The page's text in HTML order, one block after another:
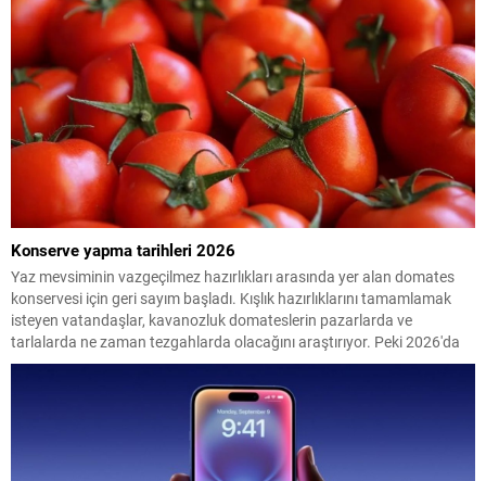
Konserve yapma tarihleri 2026
Yaz mevsiminin vazgeçilmez hazırlıkları arasında yer alan domates
konservesi için geri sayım başladı. Kışlık hazırlıklarını tamamlamak
isteyen vatandaşlar, kavanozluk domateslerin pazarlarda ve
tarlalarda ne zaman tezgahlarda olacağını araştırıyor. Peki 2026'da
konserve yapılacak domates ne zaman çıkacak? İşte en uygun